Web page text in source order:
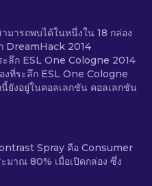
ารถพบได้ในหนึ่งใน 18 กล่อง
DreamHack 2014
ะลึก ESL One Cologne 2014
งที่ระลึก ESL One Cologne
ยังอยู่ในคอลเลกชัน คอลเลกชัน
Spray คือ Consumer
มาณ 80% เมื่อเปิดกล่อง ซึ่ง